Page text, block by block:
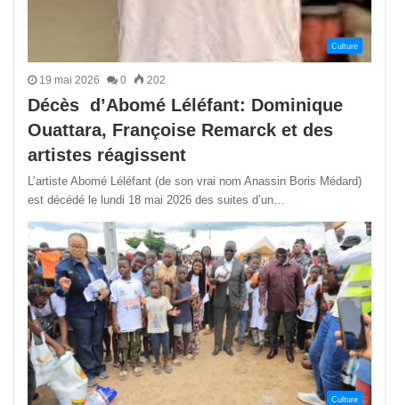
Culture
19 mai 2026 0 202
Décès d’Abomé Léléfant: Dominique
Ouattara, Françoise Remarck et des
artistes réagissent
L’artiste Abomé Léléfant (de son vrai nom Anassin Boris Médard)
est décédé le lundi 18 mai 2026 des suites d’un…
Culture